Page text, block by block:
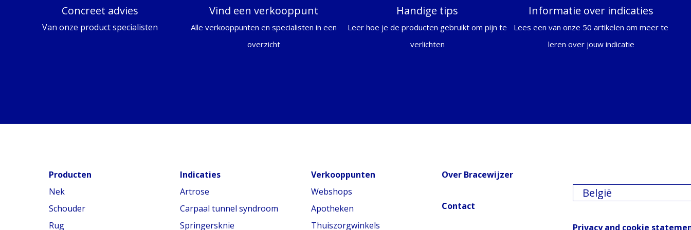
Concreet advies
Van onze product specialisten
Vind een verkooppunt
Alle verkooppunten en specialisten in een
overzicht
Handige tips
Leer hoe je de producten gebruikt om pijn te
verlichten
Informatie over indicaties
Lees een van onze 50 artikelen om meer te
leren over jouw indicatie
Producten
Nek
Schouder
Rug
Indicaties
Artrose
Carpaal tunnel syndroom
Springersknie
Verkooppunten
Webshops
Apotheken
Thuiszorgwinkels
Over Bracewijzer
Contact
België
Privacy and cookie